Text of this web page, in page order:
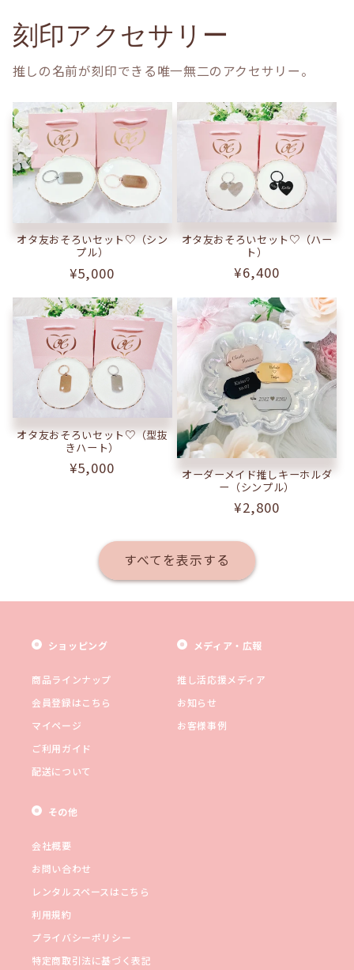
刻印アクセサリー
推しの名前が刻印できる唯一無二のアクセサリー。
オタ友おそろいセット♡（シン
プル）
通
価
格
¥5,000
オタ友おそろいセット♡（ハー
ト）
通
価
格
¥6,400
オタ友おそろいセット♡（型抜
きハート）
通
¥5,000
オーダーメイド推しキーホルダ
ー（シンプル）
通
価
¥2,800
すべてを表示する
ショッピング
商品ラインナップ
会員登録はこちら
マイページ
ご利用ガイド
配送について
メディア・広報
推し活応援メディア
お知らせ
お客様事例
その他
会社概要
お問い合わせ
レンタルスペースはこちら
利用規約
プライバシーポリシー
特定商取引法に基づく表記